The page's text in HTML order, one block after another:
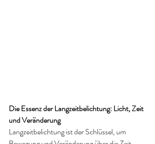
Die Essenz der Langzeitbelichtung: Licht, Zeit
und Veränderung
Langzeitbelichtung ist der Schlüssel, um